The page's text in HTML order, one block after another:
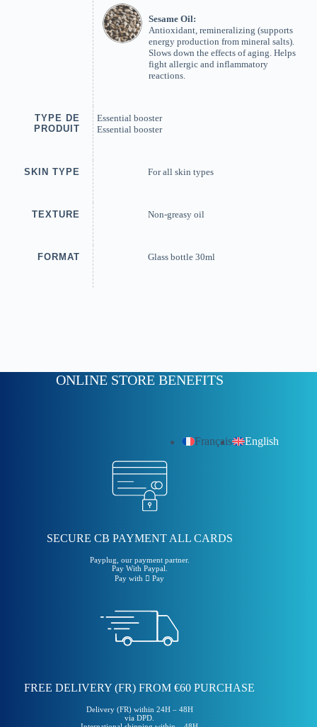
Sesame Oil:
Antioxidant, remineralizing (supports
energy production from mineral salts).
Slows down the effects of aging. Helps
fight allergic and inflammatory
reactions.
TYPE DE
PRODUIT
Essential booster
Essential booster
SKIN TYPE For all skin types
TEXTURE Non-greasy oil
FORMAT Glass bottle 30ml
ONLINE STORE BENEFITS
Français English
SECURE CB PAYMENT ALL CARDS
Payplug, our payment partner.
Pay With Paypal.
Pay with  Pay
FREE DELIVERY (FR) FROM €60 PURCHASE
Delivery (FR) within 24H – 48H
via DPD.